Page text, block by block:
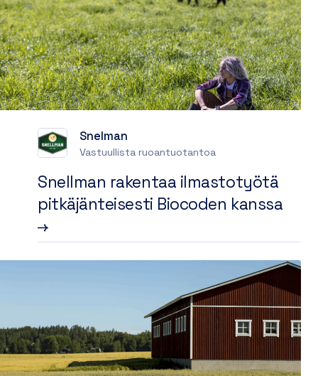
Snelman
Vastuullista ruoantuotantoa
Snellman rakentaa ilmastotyötä
pitkäjänteisesti Biocoden kanssa